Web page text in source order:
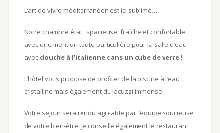
L’art de vivre méditerranéen est ici sublimé…
Notre chambre était spacieuse, fraîche et confortable
avec une mention toute particulière pour la salle d’eau
avec douche à l’italienne dans un cube de verre!
L’hôtel vous propose de profiter de la piscine à l’eau
cristalline mais également du jacuzzi immense.
Votre séjour sera rendu agréable par l’équipe soucieuse
de votre bien-être. Je conseille également le restaurant